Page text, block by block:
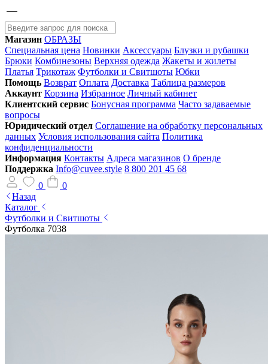
Магазин ОБРАЗЫ
Специальная цена Новинки Аксессуары Блузки и рубашки
Брюки Комбинезоны Верхняя одежда Жакеты и жилеты
Платья Трикотаж Футболки и Свитшоты Юбки
Помощь Возврат Оплата Доставка Таблица размеров
Аккаунт Корзина Избранное Личный кабинет
Клиентский сервис Бонусная программа Часто задаваемые
вопросы
Юридический отдел Соглашение на обработку персональных
данных Условия использования сайта Политика
конфиденциальности
Информация Контакты Адреса магазинов О бренде
Поддержка Info@cuvee.style 8 800 201 45 68
0
0
Назад
Каталог
Футболки и Свитшоты
Футболка 7038